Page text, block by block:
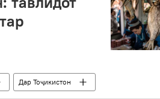
Дар Тоҷикистон